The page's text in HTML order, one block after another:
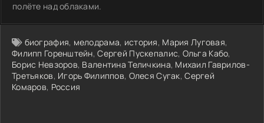
полёте над облаками.
биография, мелодрама, история, Мария Луговая,
Филипп Горенштейн,Сергей Пускепалис, Ольга Кабо,
Борис Невзоров, Валентина Теличкина, Михаил Гаврилов-
Третьяков, Игорь Филиппов, Олеся Сугак,Сергей
Комаров, Россия